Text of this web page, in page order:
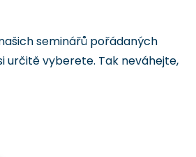
seminářů pořádaných
určitě vyberete. Tak neváhejte,